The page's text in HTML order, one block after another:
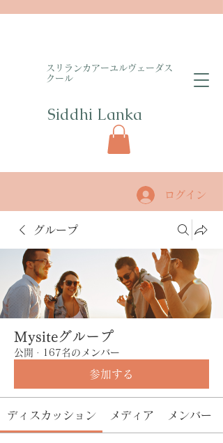
​スリランカアーユルヴェーダス
クール
Siddhi Lanka​
ログイン
グループ
Mysiteグループ
公開 · 167名のメンバー
参加する
ディスカッション メディア メンバー